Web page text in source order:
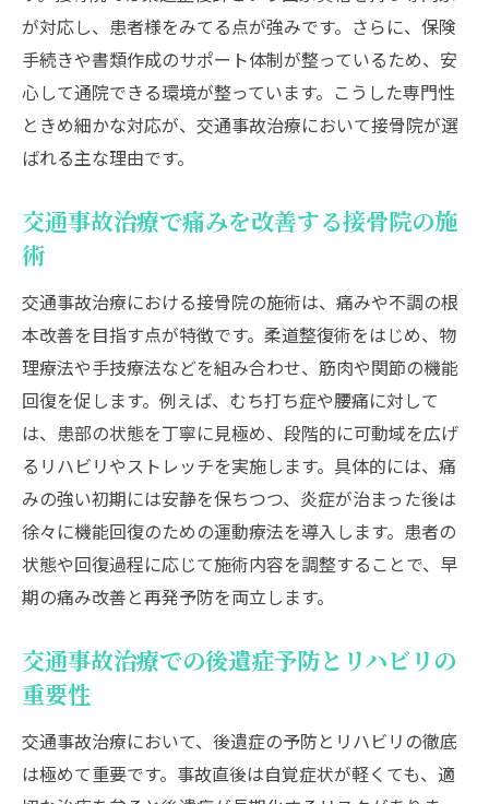
が対応し、患者様をみてる点が強みです。さらに、保険
手続きや書類作成のサポート体制が整っているため、安
心して通院できる環境が整っています。こうした専門性
ときめ細かな対応が、交通事故治療において接骨院が選
ばれる主な理由です。
交通事故治療で痛みを改善する接骨院の施
術
交通事故治療における接骨院の施術は、痛みや不調の根
本改善を目指す点が特徴です。柔道整復術をはじめ、物
理療法や手技療法などを組み合わせ、筋肉や関節の機能
回復を促します。例えば、むち打ち症や腰痛に対して
は、患部の状態を丁寧に見極め、段階的に可動域を広げ
るリハビリやストレッチを実施します。具体的には、痛
みの強い初期には安静を保ちつつ、炎症が治まった後は
徐々に機能回復のための運動療法を導入します。患者の
状態や回復過程に応じて施術内容を調整することで、早
期の痛み改善と再発予防を両立します。
交通事故治療での後遺症予防とリハビリの
重要性
交通事故治療において、後遺症の予防とリハビリの徹底
は極めて重要です。事故直後は自覚症状が軽くても、適